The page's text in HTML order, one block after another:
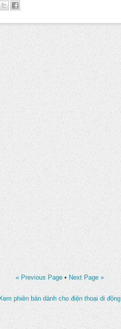
« Previous Page • Next Page »
phiên bản dành cho điện thoại di động